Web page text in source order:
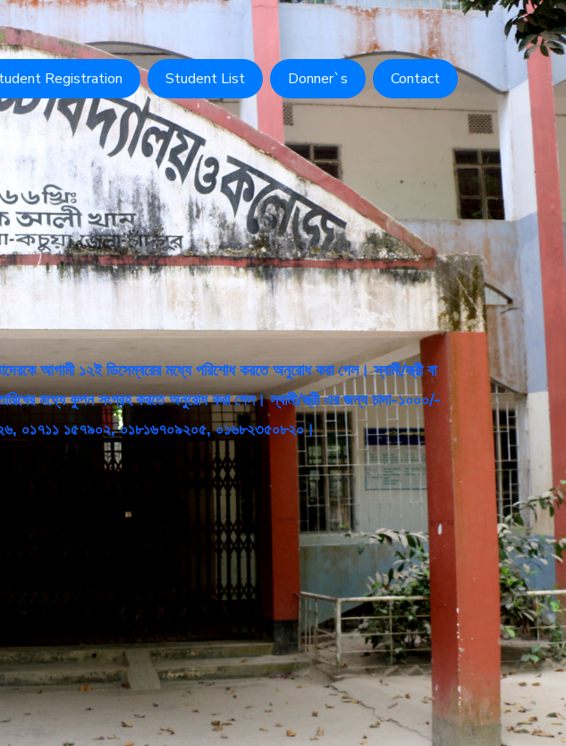
Registration Student List Donner`s Contact
আগামী ১২ই ডিসেম্বরের মধ্যে পরিশোধ করতে অনুরোধ করা গেল। স্বামী/স্ত্রী বা
মধ্যে কুপন সংগ্রহ করতে অনুরোধ করা গেল। স্বামী/স্ত্রী এর জন্য চাদা-১০০০/-
০১৭১১ ১৫৭৯০২, ০১৮১৬৭০৯২০৫, ০১৬৮২৩৫০৮২০।